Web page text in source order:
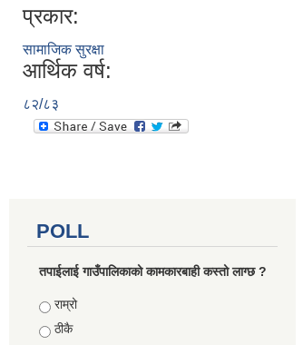
प्रकार:
सामाजिक सुरक्षा
आर्थिक वर्ष:
८२/८३
POLL
तपाईलाई गाउँपालिकाको कामकारबाही कस्तो लाग्छ ?
Choices
राम्रो
ठीकै